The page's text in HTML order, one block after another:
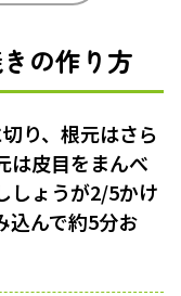
の作り方
り、根元はさら
は皮目をまんべ
しょうが2/5かけ
込んで約5分お